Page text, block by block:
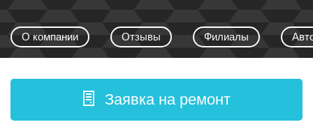
О компании Отзывы Филиалы
Заявка на ремонт